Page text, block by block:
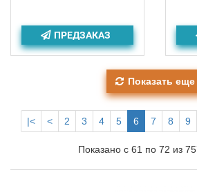
ПРЕДЗАКАЗ
Показать еще
|< < 2 3 4 5 6 7 8 9
Показано с 61 по 72 из